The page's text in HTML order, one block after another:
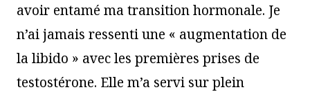
avoir entamé ma transition hormonale. Je
n’ai jamais ressenti une « augmentation de
la libido » avec les premières prises de
testostérone. Elle m’a servi sur plein